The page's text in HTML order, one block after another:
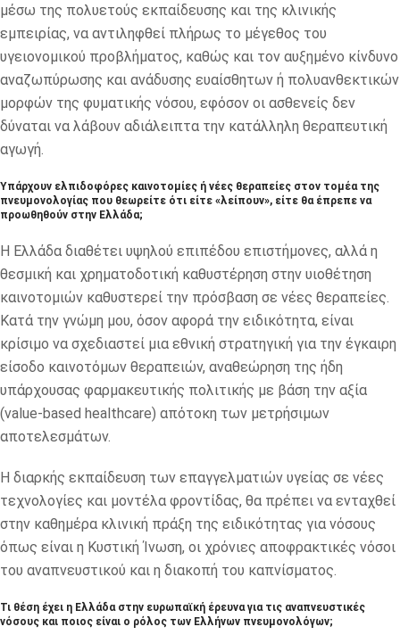
μέσω της πολυετούς εκπαίδευσης και της κλινικής
εμπειρίας, να αντιληφθεί πλήρως το μέγεθος του
υγειονομικού προβλήματος, καθώς και τον αυξημένο κίνδυνο
αναζωπύρωσης και ανάδυσης ευαίσθητων ή πολυανθεκτικών
μορφών της φυματικής νόσου, εφόσον οι ασθενείς δεν
δύναται να λάβουν αδιάλειπτα την κατάλληλη θεραπευτική
αγωγή.
Υπάρχουν ελπιδοφόρες καινοτομίες ή νέες θεραπείες στον τομέα της
πνευμονολογίας που θεωρείτε ότι είτε «λείπουν», είτε θα έπρεπε να
προωθηθούν στην Ελλάδα;
Η Ελλάδα διαθέτει υψηλού επιπέδου επιστήμονες, αλλά η
θεσμική και χρηματοδοτική καθυστέρηση στην υιοθέτηση
καινοτομιών καθυστερεί την πρόσβαση σε νέες θεραπείες.
Κατά την γνώμη μου, όσον αφορά την ειδικότητα, είναι
κρίσιμο να σχεδιαστεί μια εθνική στρατηγική για την έγκαιρη
είσοδο καινοτόμων θεραπειών, αναθεώρηση της ήδη
υπάρχουσας φαρμακευτικής πολιτικής με βάση την αξία
(value-based healthcare) απότοκη των μετρήσιμων
αποτελεσμάτων.
Η διαρκής εκπαίδευση των επαγγελματιών υγείας σε νέες
τεχνολογίες και μοντέλα φροντίδας, θα πρέπει να ενταχθεί
στην καθημέρα κλινική πράξη της ειδικότητας για νόσους
όπως είναι η Κυστική Ίνωση, οι χρόνιες αποφρακτικές νόσοι
του αναπνευστικού και η διακοπή του καπνίσματος.
Τι θέση έχει η Ελλάδα στην ευρωπαϊκή έρευνα για τις αναπνευστικές
νόσους και ποιος είναι ο ρόλος των Ελλήνων πνευμονολόγων;